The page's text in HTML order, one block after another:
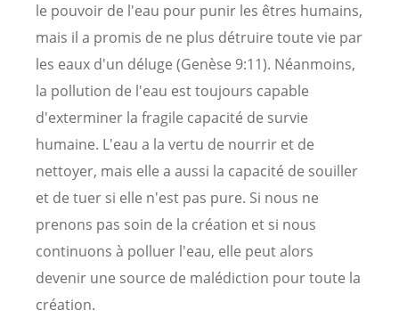
le pouvoir de l'eau pour punir les êtres humains,
mais il a promis de ne plus détruire toute vie par
les eaux d'un déluge (Genèse 9:11). Néanmoins,
la pollution de l'eau est toujours capable
d'exterminer la fragile capacité de survie
humaine. L'eau a la vertu de nourrir et de
nettoyer, mais elle a aussi la capacité de souiller
et de tuer si elle n'est pas pure. Si nous ne
prenons pas soin de la création et si nous
continuons à polluer l'eau, elle peut alors
devenir une source de malédiction pour toute la
création.